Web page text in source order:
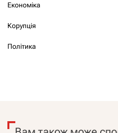
Економіка
Корупція
Політика